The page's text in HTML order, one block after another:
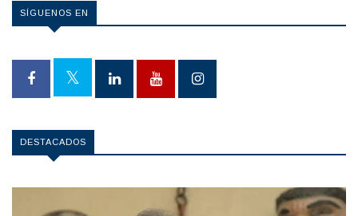
SÍGUENOS EN
DESTACADOS